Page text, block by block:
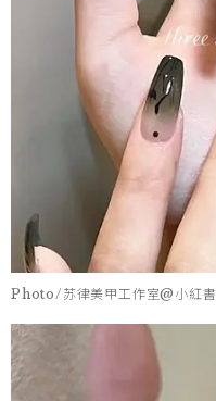
Photo/苏律美甲工作室@小紅書